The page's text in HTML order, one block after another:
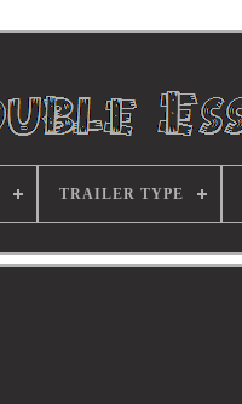
TRAILER TYPE